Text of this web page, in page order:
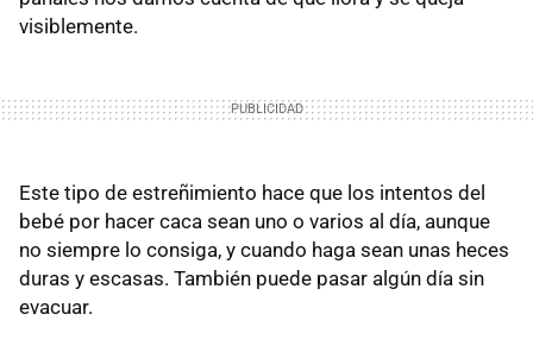
visiblemente.
Este tipo de estreñimiento hace que los intentos del
bebé por hacer caca sean uno o varios al día, aunque
no siempre lo consiga, y cuando haga sean unas heces
duras y escasas. También puede pasar algún día sin
evacuar.